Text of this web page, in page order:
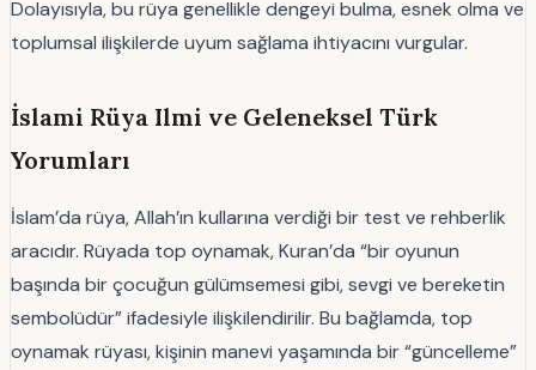
Dolayısıyla, bu rüya genellikle dengeyi bulma, esnek olma ve
toplumsal ilişkilerde uyum sağlama ihtiyacını vurgular.
İslami Rüya Ilmi ve Geleneksel Türk
Yorumları
İslam’da rüya, Allah’ın kullarına verdiği bir test ve rehberlik
aracıdır. Rüyada top oynamak, Kuran’da “bir oyunun
başında bir çocuğun gülümsemesi gibi, sevgi ve bereketin
sembolüdür” ifadesiyle ilişkilendirilir. Bu bağlamda, top
oynamak rüyası, kişinin manevi yaşamında bir “güncelleme”